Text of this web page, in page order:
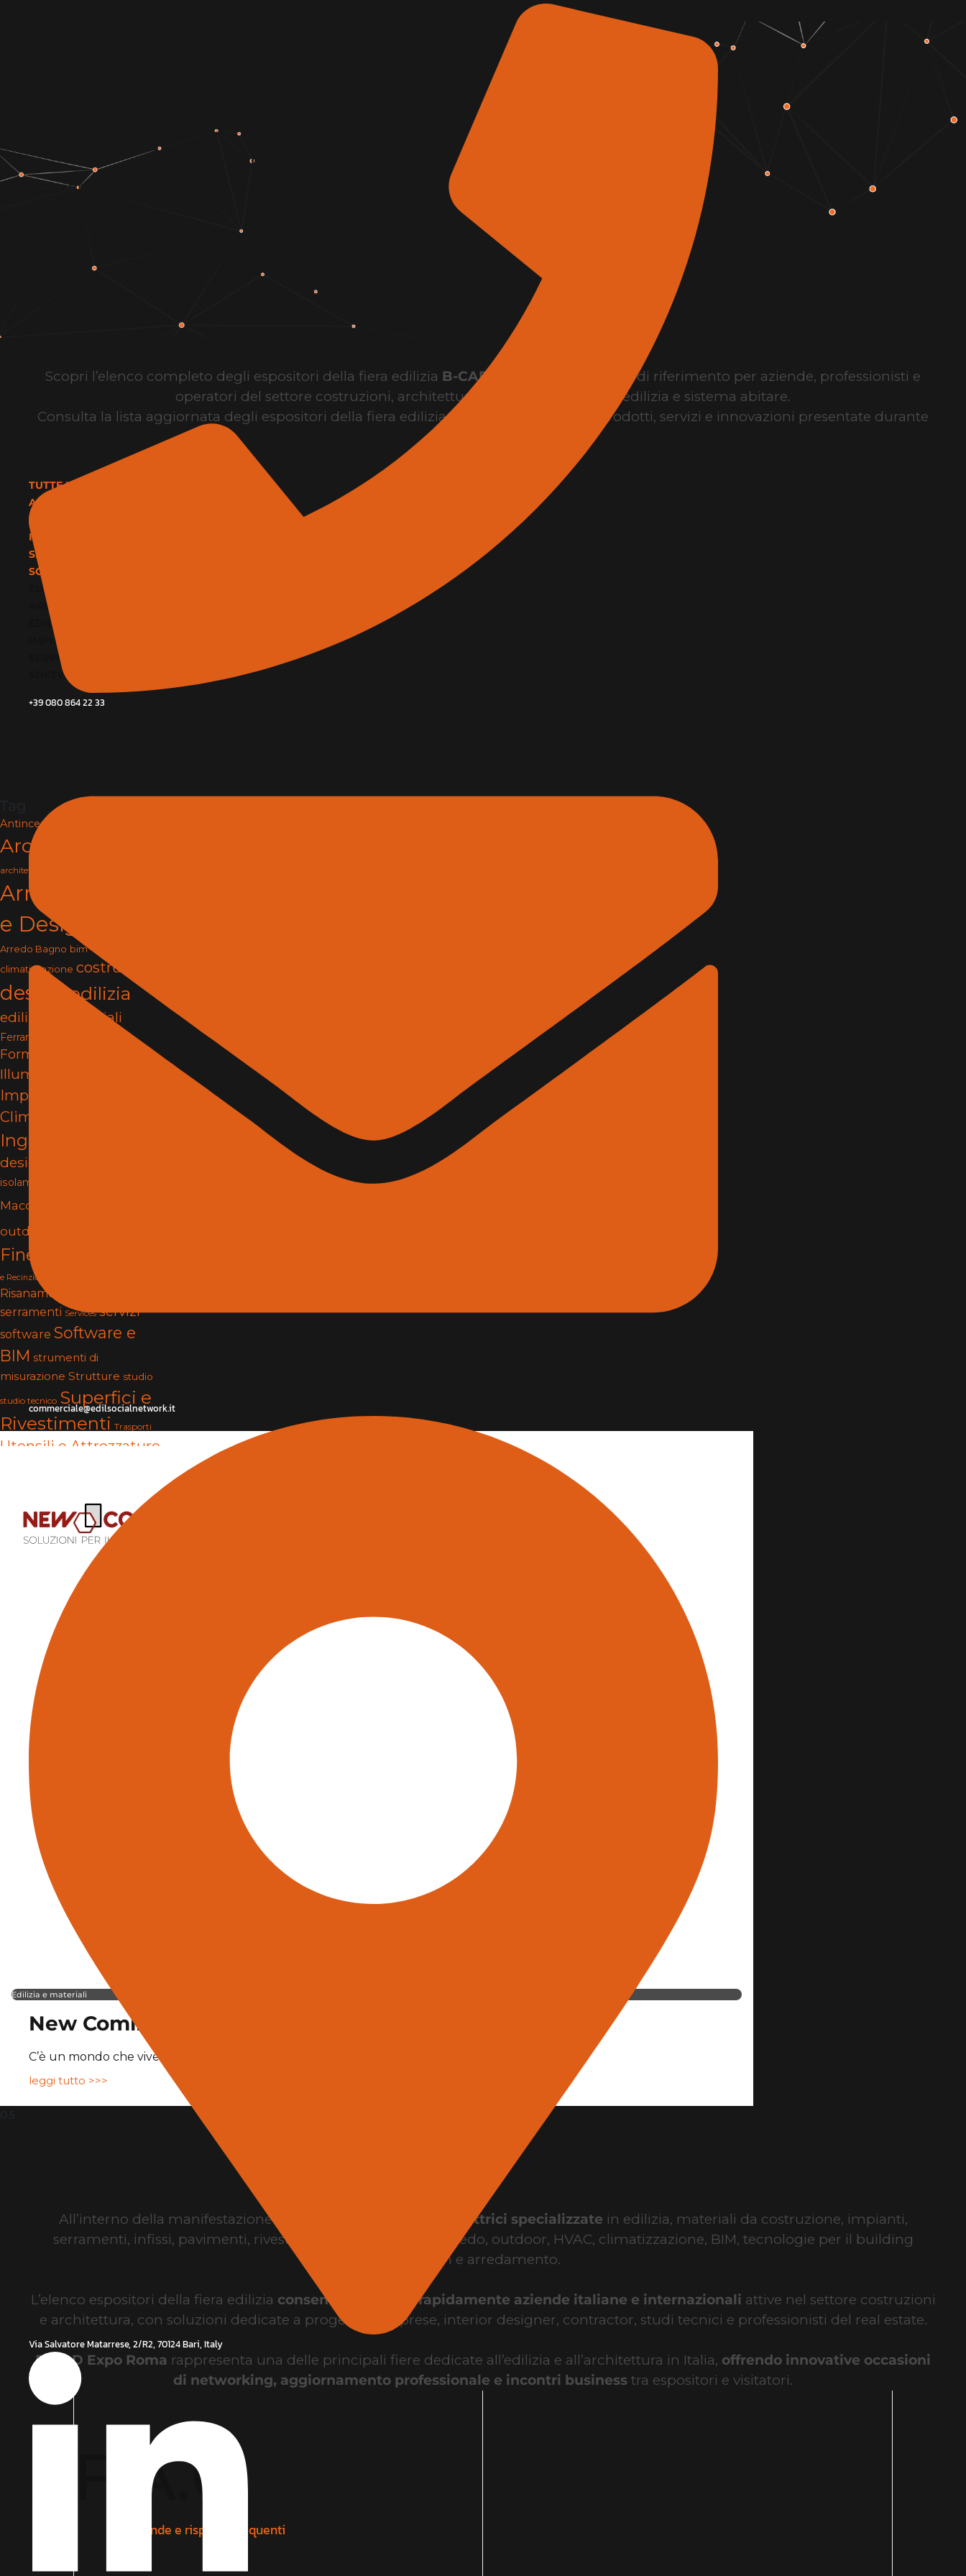
+39 080 864 22 33
commerciale@edilsocialnetwork.it
Via Salvatore Matarrese, 2/R2, 70124 Bari, Italy
Elenco Espositori Fiera
Edilizia B-CAD Expo Roma
Edizione 2026
Home»foro finestra
Scopri l’elenco completo degli espositori della fiera edilizia B-CAD Expo Roma
, il punto di riferimento per aziende, professionisti e
operatori del settore costruzioni, architettura, design, innovazione edilizia e sistema abitare.
Consulta la lista aggiornata degli espositori della fiera edilizia per conoscere brand, prodotti, servizi e innovazioni presentate durante
TUTTE LE CATEGORIE
ARCHITETTURA E DESIGN
EDILIZIA E MATERIALI
IMPIANTI E CLIMATIZZAZIONE
SERVIZI
SOFTWARE E BIM
TUTTE LE CATEGORIE
ARCHITETTURA E DESIGN
EDILIZIA E MATERIALI
IMPIANTI E CLIMATIZZAZIONE
SERVIZI
SOFTWARE E BIM
Antincendio e Sicurezza
Architettura
architettura e design
Arredamento
e Design
Arredo Bagno bim
climatizzazione costruzioni
designedilizia
edilizia e materiali
Ferramenta e Fissaggi
Formazione
Illuminazione
Impianti e
Climatizzazione
Ingegneria
design
isolamento termico
Macchine
outdoor
Finestre
e Recinzioni
Risanamento e Restauro
serramenti Services servizi
software Software e
BIM strumenti di
misurazione Strutture studio
studio tecnico Superfici e
Rivestimenti Trasporti
Utensili e Attrezzature
Edilizia e materiali
New Coming
C’è un mondo che vive dietro ogni finestra, dentro ogni parete, nel
leggi tutto >>>
All’interno della manifestazione sono presenti aziende produttrici specializzate in edilizia, materiali da costruzione, impianti,
serramenti, infissi, pavimenti, rivestimenti, illuminazione, arredo, outdoor, HVAC, climatizzazione, BIM, tecnologie per il building
design e arredamento.
L’elenco espositori della fiera edilizia consente di trovare rapidamente aziende italiane e internazionali attive nel settore costruzioni
e architettura, con soluzioni dedicate a progettisti, imprese, interior designer, contractor, studi tecnici e professionisti del real estate.
B-CAD Expo Roma rappresenta una delle principali fiere dedicate all’edilizia e all’architettura in Italia, offrendo innovative occasioni
di networking, aggiornamento professionale e incontri business tra espositori e visitatori.
A.Q
Domande e risposte frequenti